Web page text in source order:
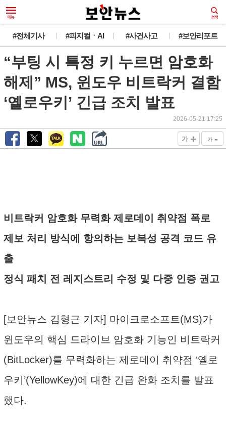
#전체기사 #피지컬ㆍAI #사건사고 #보안리포트
“부팅 시 특정 키 누르면 암호화
해제” MS, 윈도우 비트락커 결함
‘옐로우키’ 긴급 조치 발표
2026-05-21 17:25
가 + 가 -
비트락커 암호화 무력화 제로데이 취약점 폭로
제보 처리 방식에 항의하는 보복성 공격 코드 유
출
정식 패치 전 레지스트리 수정 및 다중 인증 권고
[보안뉴스 김형근 기자] 마이크로소프트(MS)가
윈도우의 핵심 드라이브 암호화 기능인 비트락커
(BitLocker)를 무력화하는 제로데이 취약점 ‘옐로
우키’(YellowKey)에 대한 긴급 완화 조치를 발표
했다.